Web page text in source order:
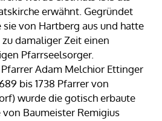
erwähnt. Gegründet
sie von Hartberg aus und hatte
zu damaliger Zeit einen
Pfarrseelsorger.
Adam Melchior Ettinger
bis 1738 Pfarrer von
wurde die gotisch erbaute
von Baumeister Remigius